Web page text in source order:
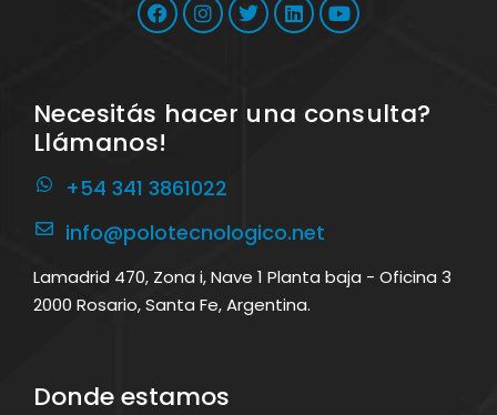
Necesitás hacer una consulta?
Llámanos!
+54 341 3861022
info@polotecnologico.net
Lamadrid 470, Zona i, Nave 1 Planta baja - Oficina 3
2000 Rosario, Santa Fe, Argentina.
Donde estamos